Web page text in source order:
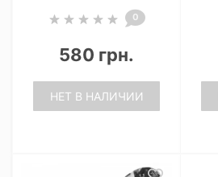
0
580 грн.
НЕТ В НАЛИЧИИ